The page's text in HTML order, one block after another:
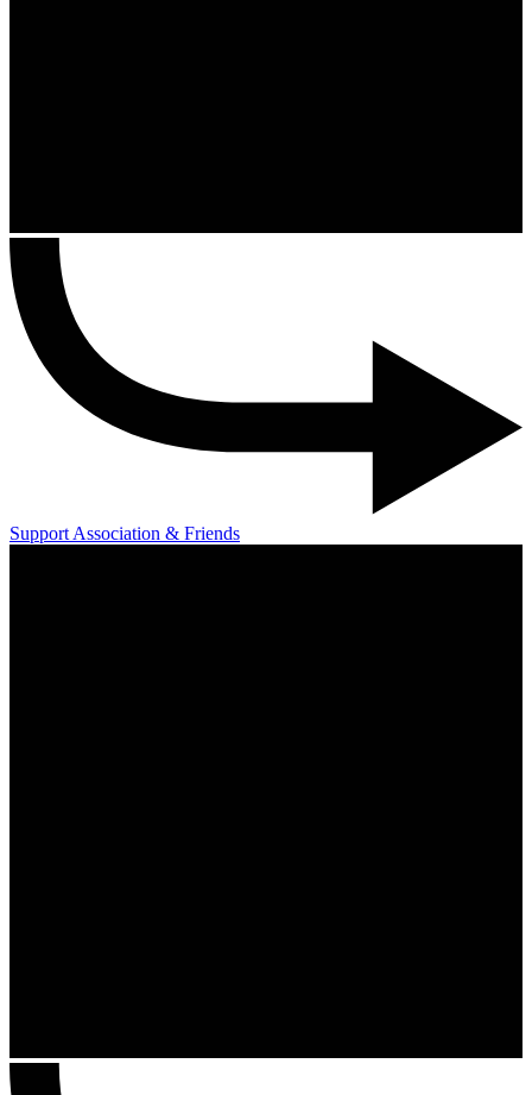
Support Association & Friends